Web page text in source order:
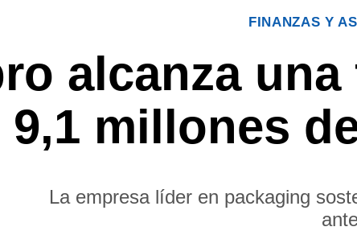
FINANZAS Y
alcanza
9,1 millones
La empresa líder en packaging